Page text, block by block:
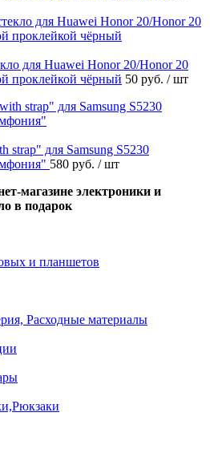
для Huawei Honor 20/Honor 20
проклейкой чёрный 50 руб. / шт
strap" для Samsung S5230
580 руб. / шт
магазине электроники и
в подарок
и планшетов
Расходные материалы